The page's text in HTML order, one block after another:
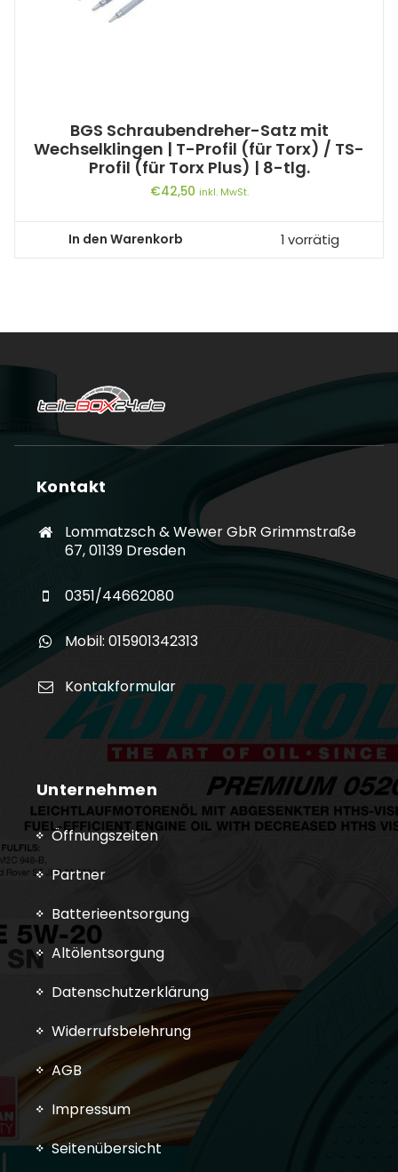
BGS Schraubendreher-Satz mit
Wechselklingen | T-Profil (für Torx) / TS-
Profil (für Torx Plus) | 8-tlg.
€42,50 inkl. MwSt.
In den Warenkorb 1 vorrätig
Kontakt
Lommatzsch & Wewer GbR Grimmstraße
67, 01139 Dresden
0351/44662080
Mobil: 015901342313
Kontakformular
Unternehmen
Öffnungszeiten
Partner
Batterieentsorgung
Altölentsorgung
Datenschutzerklärung
Widerrufsbelehrung
AGB
Impressum
Seitenübersicht